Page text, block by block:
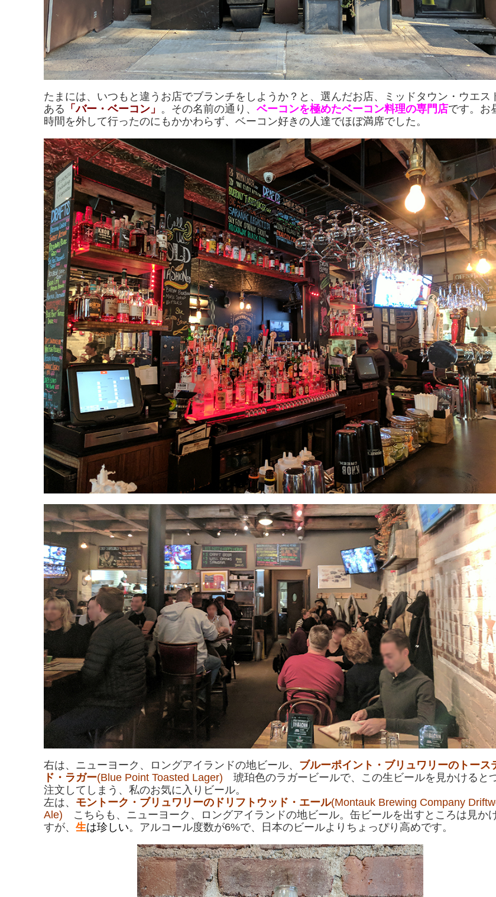
たまには、いつもと違うお店でブランチをしようか？と、選んだお店、ミッドタウン・ウエス
ある 「バー・ベーコン」 。その名前の通り、 ベーコンを極めたベーコン料理の専門店です。お
時間を外して行ったのにもかかわらず、ベーコン好きの人達でほぼ満席でした。
右は、ニューヨーク、ロングアイランドの地ビール、 ブルーポイント・ブリュワリーのトース
ド・ラガー(Blue Point Toasted Lager) 琥珀色のラガービールで、この生ビールを見かけると
注文してしまう、私のお気に入りビール。
左は、 モントーク・ブリュワリーのドリフトウッド・エール(Montauk Brewing Company
Ale) こちらも、ニューヨーク、ロングアイランドの地ビール。缶ビールを出すところは見か
すが、 生は珍しい。アルコール度数が6%で、日本のビールよりちょっぴり高めです。